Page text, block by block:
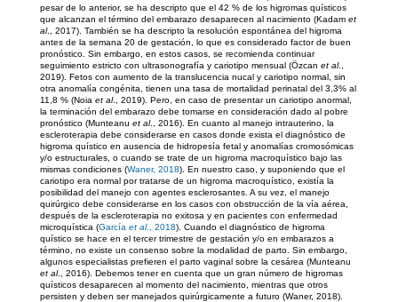
pesar de lo anterior, se ha descripto que el 42 % de los higromas quísticos
que alcanzan el término del embarazo desaparecen al nacimiento (Kadam et
al., 2017). También se ha descripto la resolución espontánea del higroma
antes de la semana 20 de gestación, lo que es considerado factor de buen
pronóstico. Sin embargo, en estos casos, se recomienda continuar
seguimiento estricto con ultrasonografía y cariotipo mensual (Özcan et al.,
2019). Fetos con aumento de la translucencia nucal y cariotipo normal, sin
otra anomalía congénita, tienen una tasa de mortalidad perinatal del 3,3% al
11,8 % (Noia et al., 2019). Pero, en caso de presentar un cariotipo anormal,
la terminación del embarazo debe tomarse en consideración dado al pobre
pronóstico (Munteanu et al., 2016). En cuanto al manejo intrauterino, la
escleroterapia debe considerarse en casos donde exista el diagnóstico de
higroma quístico en ausencia de hidropesía fetal y anomalías cromosómicas
y/o estructurales, o cuando se trate de un higroma macroquístico bajo las
mismas condiciones (Waner, 2018). En nuestro caso, y suponiendo que el
cariotipo era normal por tratarse de un higroma macroquístico, existía la
posibilidad del manejo con agentes esclerosantes. A su vez, el manejo
quirúrgico debe considerarse en los casos con obstrucción de la vía aérea,
después de la escleroterapia no exitosa y en pacientes con enfermedad
microquística (García et al., 2018). Cuando el diagnóstico de higroma
quístico se hace en el tercer trimestre de gestación y/o en embarazos a
término, no existe un consenso sobre la modalidad de parto. Sin embargo,
algunos especialistas prefieren el parto vaginal sobre la cesárea (Munteanu
et al., 2016). Debemos tener en cuenta que un gran número de higromas
quísticos desaparecen al momento del nacimiento, mientras que otros
persisten y deben ser manejados quirúrgicamente a futuro (Waner, 2018).